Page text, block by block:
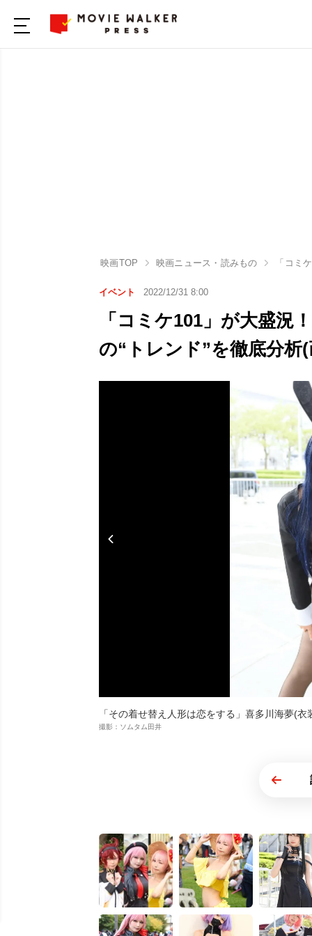
映画TOP 映画ニュース・読みもの 「コミ
イベント 2022/12/31 8:00
「コミケ101」が大盛況
の“トレンド”を徹底分析
「その着せ替え人形は恋をする」喜多川海夢(
撮影：ソムタム田井